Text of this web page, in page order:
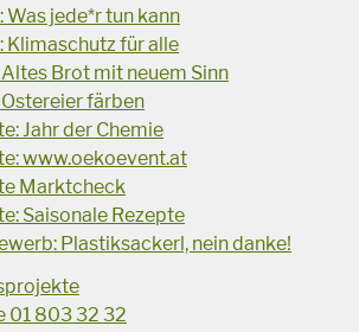
Was jede*r tun kann
Klimaschutz für alle
Brot mit neuem Sinn
färben
Jahr der Chemie
www.oekoevent.at
Marktcheck
Saisonale Rezepte
Plastiksackerl, nein danke!
01 803 32 32